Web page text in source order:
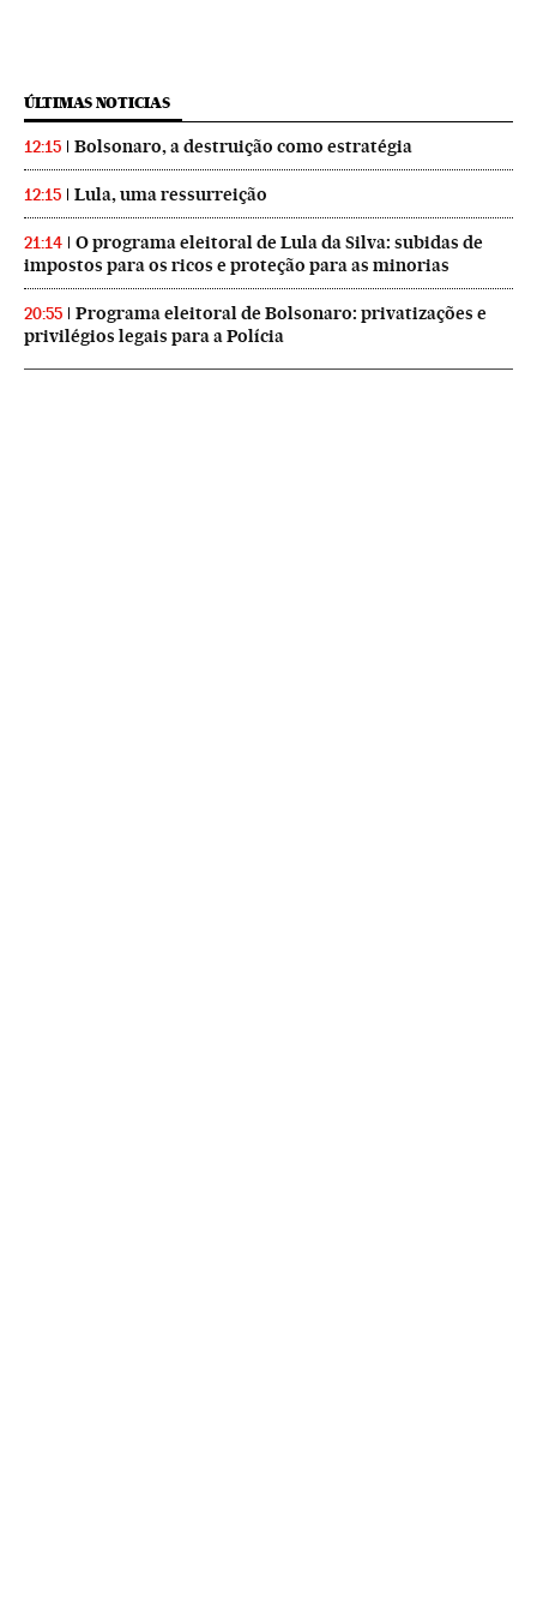
ÚLTIMAS NOTICIAS
12:15 Bolsonaro, a destruição como estratégia
12:15 Lula, uma ressurreição
21:14
O programa eleitoral de Lula da Silva: subidas de
impostos para os ricos e proteção para as minorias
20:55
Programa eleitoral de Bolsonaro: privatizações e
privilégios legais para a Polícia